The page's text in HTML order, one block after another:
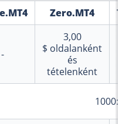
Zero.MT4
-
3,00
$ oldalanként
és
tételenként
1000:1